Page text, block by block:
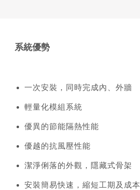
系統優勢
一次安裝，同時完成內、外牆
輕量化模組系統
優異的節能隔熱性能
優越的抗風壓性能
潔淨俐落的外觀，隱藏式骨架
安裝簡易快速，縮短工期及成本